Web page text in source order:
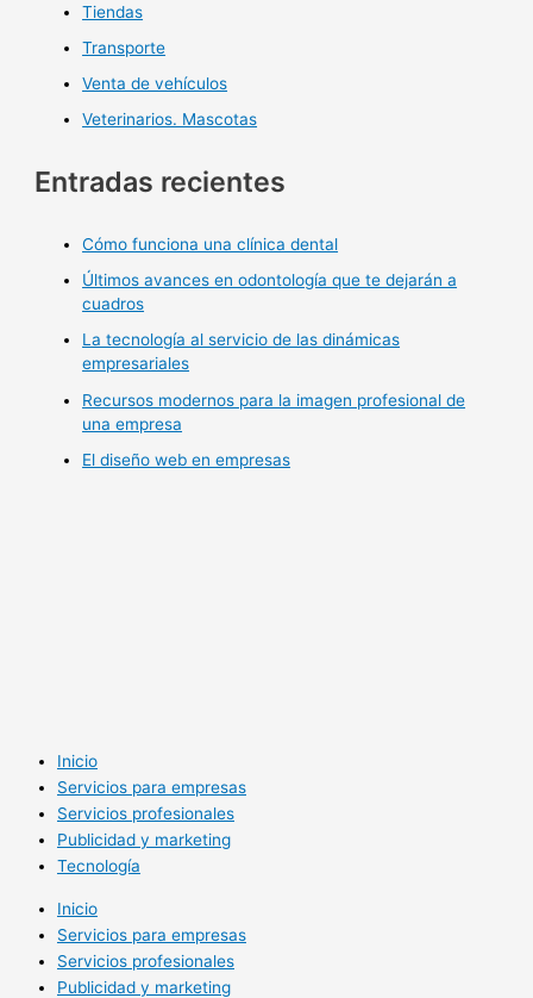
Tiendas
Transporte
Venta de vehículos
Veterinarios. Mascotas
Entradas recientes
Cómo funciona una clínica dental
Últimos avances en odontología que te dejarán a
cuadros
La tecnología al servicio de las dinámicas
empresariales
Recursos modernos para la imagen profesional de
una empresa
El diseño web en empresas
Inicio
Servicios para empresas
Servicios profesionales
Publicidad y marketing
Tecnología
Inicio
Servicios para empresas
Servicios profesionales
Publicidad y marketing